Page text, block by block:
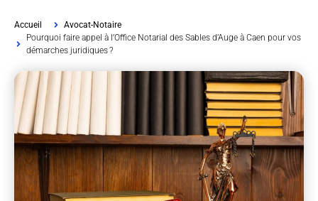
Accueil
Avocat-Notaire
Pourquoi faire appel à l’Office Notarial des Sables d’Auge à Caen pour vos
démarches juridiques ?